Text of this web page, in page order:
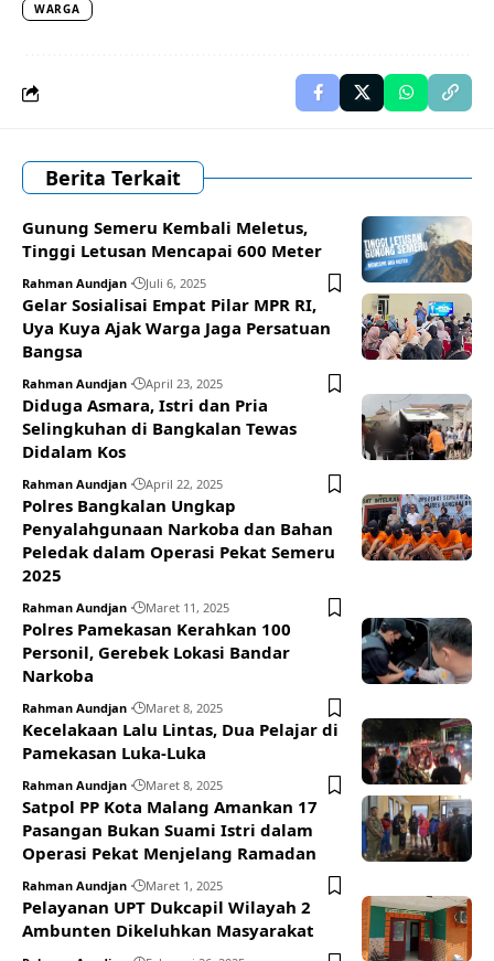
WARGA
Berita Terkait
Gunung Semeru Kembali Meletus,
Tinggi Letusan Mencapai 600 Meter
Rahman Aundjan Juli 6, 2025
Gelar Sosialisai Empat Pilar MPR RI,
Uya Kuya Ajak Warga Jaga Persatuan
Bangsa
Rahman Aundjan April 23, 2025
Diduga Asmara, Istri dan Pria
Selingkuhan di Bangkalan Tewas
Didalam Kos
Rahman Aundjan April 22, 2025
Polres Bangkalan Ungkap
Penyalahgunaan Narkoba dan Bahan
Peledak dalam Operasi Pekat Semeru
2025
Rahman Aundjan Maret 11, 2025
Polres Pamekasan Kerahkan 100
Personil, Gerebek Lokasi Bandar
Narkoba
Rahman Aundjan Maret 8, 2025
Kecelakaan Lalu Lintas, Dua Pelajar di
Pamekasan Luka-Luka
Rahman Aundjan Maret 8, 2025
Satpol PP Kota Malang Amankan 17
Pasangan Bukan Suami Istri dalam
Operasi Pekat Menjelang Ramadan
Rahman Aundjan Maret 1, 2025
Pelayanan UPT Dukcapil Wilayah 2
Ambunten Dikeluhkan Masyarakat